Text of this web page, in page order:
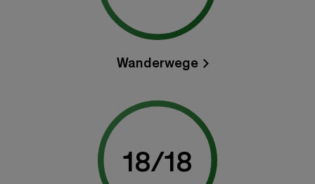
Wanderwege
18/18